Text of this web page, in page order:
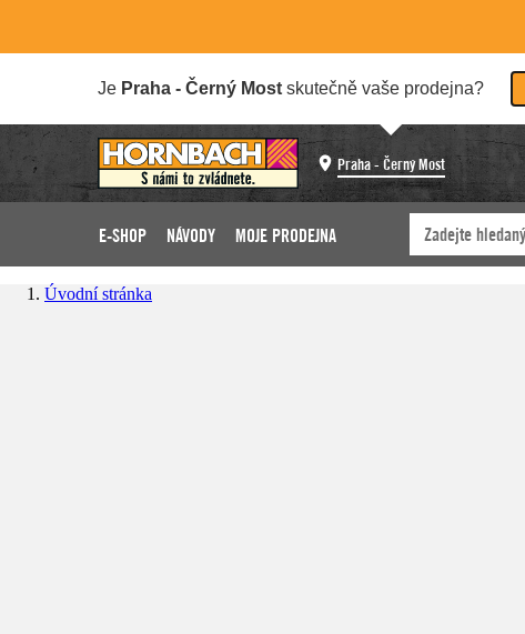
Je Praha - Černý Most skutečně vaše prodejna?
Praha - Černý Most
E-SHOP NÁVODY MOJE PRODEJNA
Úvodní stránka